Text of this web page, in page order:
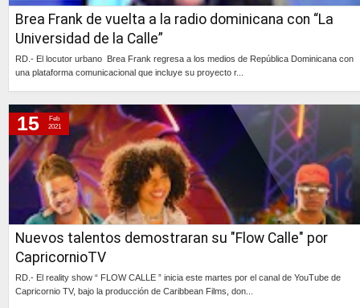
Brea Frank de vuelta a la radio dominicana con “La
Universidad de la Calle”
RD.- El locutor urbano Brea Frank regresa a los medios de República Dominicana con
una plataforma comunicacional que incluye su proyecto r...
Nuevos talentos demostraran su "Flow Calle" por
CapricornioTV
RD.- El reality show “ FLOW CALLE ” inicia este martes por el canal de YouTube de
Capricornio TV, bajo la producción de Caribbean Films, don...
15
Feb
2021